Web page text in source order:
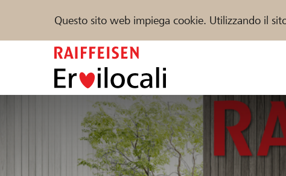
Questo sito web impiega cookie. Utilizzando il
Sostenere Aiuto & supporto Partner /
Trova progetti e organizzazioni